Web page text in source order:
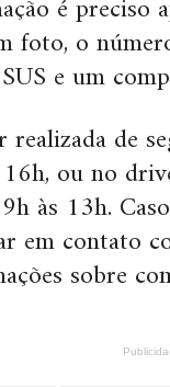
é preciso
foto, o
e um
de
ou no
às 13h.
em contato
sobre